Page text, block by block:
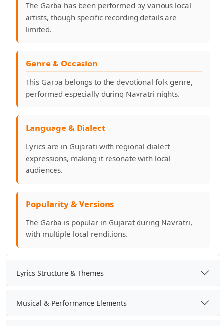
ખમ્મા મારી પાવાવાળી માં
ખેલ ખેલ રે ભવાની માં
ખોડલ માં ખમકારી
ગણેશ દેવા કરૂ તારી સેવા
ગબ્બરના ડુંગરે જઈને તું બેઠી
ગરબો ગબ્બર ગોખથી આવ્યો
ગરબો શિરે અંબેમા
ગળધરેથી માજી નિસરીયા
ઘમ ઘમે નગારા માડી ખોડલના ધામમાં
ઘમ્મર ઘમ્મર ઘુમ્યો રે માડી તારો સોના ગરબો
ચપટી ભરી ચોખાને
ચરરર ચરરર મારુ ચકડોલ ચલે
The Garba has been performed by various local
artists, though specific recording details are
limited.
Genre & Occasion
This Garba belongs to the devotional folk genre,
performed especially during Navratri nights.
Language & Dialect
Lyrics are in Gujarati with regional dialect
expressions, making it resonate with local
audiences.
Popularity & Versions
The Garba is popular in Gujarat during Navratri,
with multiple local renditions.
Lyrics Structure & Themes
Musical & Performance Elements